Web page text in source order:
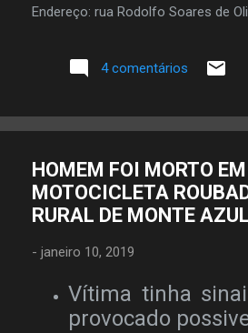
Endereço: rua Rodolfo Soares de
4 comentários
HOMEM FOI MORTO
MOTOCICLETA
RURAL DE MONTE AZUL
- janeiro 10, 2019
Vítima tinha
provocado